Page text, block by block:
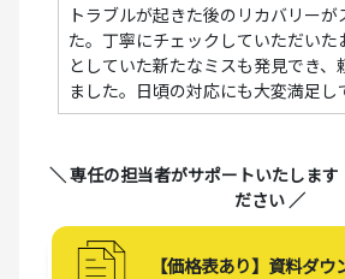
トラブルが起きた後のリカバリーが
た。丁寧にチェックしていただいた
としていた新たなミスも発見でき、
ました。日頃の対応にも大変満足し
＼ 専任の担当者がサポートいたします
ださい ／
【価格表あり】資料ダ